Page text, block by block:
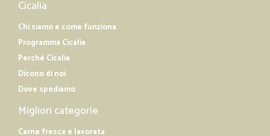
Cicalia
Chi siamo e come funziona
Programma Cicalia
Perché Cicalia
Dicono di noi
Dove spediamo
Migliori categorie
Carne fresca e lavorata